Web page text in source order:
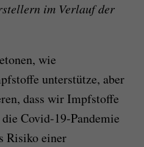
im Verlauf der
wie
unterstütze, aber
dass wir Impfstoffe
Covid-19-Pandemie
Risiko einer